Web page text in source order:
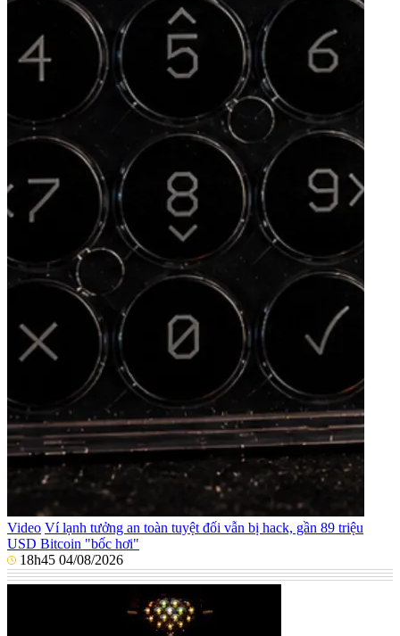
Video Ví lạnh tưởng an toàn tuyệt đối vẫn bị hack, gần 89 triệu
USD Bitcoin "bốc hơi"
18h45 04/08/2026